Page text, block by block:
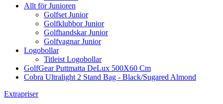
Allt för Junioren
Golfset Junior
Golfklubbor Junior
Golfhandskar Junior
Golfvagnar Junior
Logobollar
Titleist Logobollar
GolfGear Puttmatta DeLux 500X60 Cm
Cobra Ultralight 2 Stand Bag - Black/Sugared Almond
Extrapriser